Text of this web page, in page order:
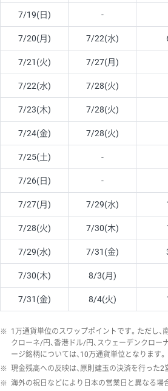
7/19(日) -
7/20(月) 7/22(水)
7/21(火) 7/27(月)
7/22(水) 7/28(火)
7/23(木) 7/28(火)
7/24(金) 7/28(火)
7/25(土) -
7/26(日) -
7/27(月) 7/29(水)
7/28(火) 7/30(木)
7/29(水) 7/31(金)
7/30(木) 8/3(月)
7/31(金) 8/4(火)
※ 1万通貨単位のスワップポイントです。ただし、
クローネ/円、香港ドル/円、スウェーデンクロー
ージ銘柄については、10万通貨単位となります。
※ 現金残高への反映は、原則建玉の決済を行った2
※ 海外の祝日などにより日本の営業日と異なる場